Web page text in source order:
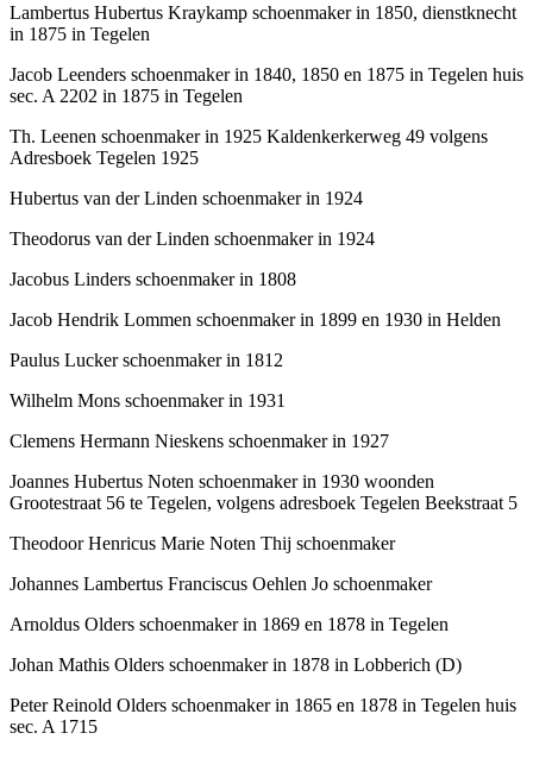
Lambertus Hubertus Kraykamp schoenmaker in 1850, dienstknecht
in 1875 in Tegelen
Jacob Leenders schoenmaker in 1840, 1850 en 1875 in Tegelen huis
sec. A 2202 in 1875 in Tegelen
Th. Leenen schoenmaker in 1925 Kaldenkerkerweg 49 volgens
Adresboek Tegelen 1925
Hubertus van der Linden schoenmaker in 1924
Theodorus van der Linden schoenmaker in 1924
Jacobus Linders schoenmaker in 1808
Jacob Hendrik Lommen schoenmaker in 1899 en 1930 in Helden
Paulus Lucker schoenmaker in 1812
Wilhelm Mons schoenmaker in 1931
Clemens Hermann Nieskens schoenmaker in 1927
Joannes Hubertus Noten schoenmaker in 1930 woonden
Grootestraat 56 te Tegelen, volgens adresboek Tegelen Beekstraat 5
Theodoor Henricus Marie Noten Thij schoenmaker
Johannes Lambertus Franciscus Oehlen Jo schoenmaker
Arnoldus Olders schoenmaker in 1869 en 1878 in Tegelen
Johan Mathis Olders schoenmaker in 1878 in Lobberich (D)
Peter Reinold Olders schoenmaker in 1865 en 1878 in Tegelen huis
sec. A 1715